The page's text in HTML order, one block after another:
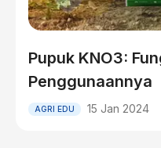
Pupuk KNO3:
Penggunaannya
AGRI EDU 15 Jan 2024